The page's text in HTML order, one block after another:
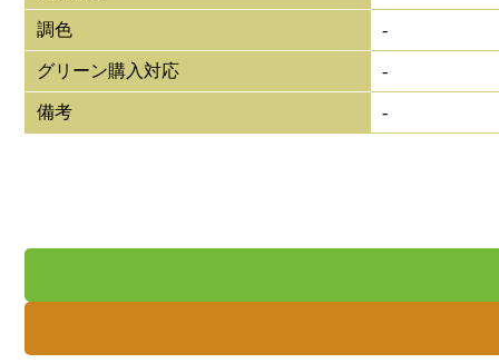
調色 -
グリーン購入対応 -
備考 -